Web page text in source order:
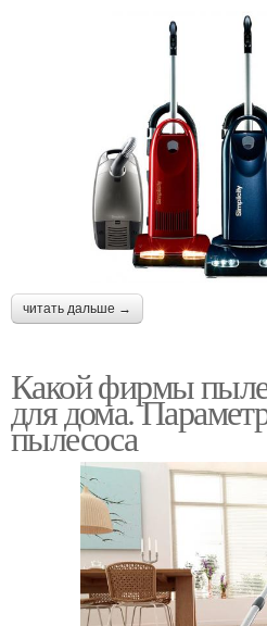
читать дальше →
Какой фирмы
для дома.
пылесоса